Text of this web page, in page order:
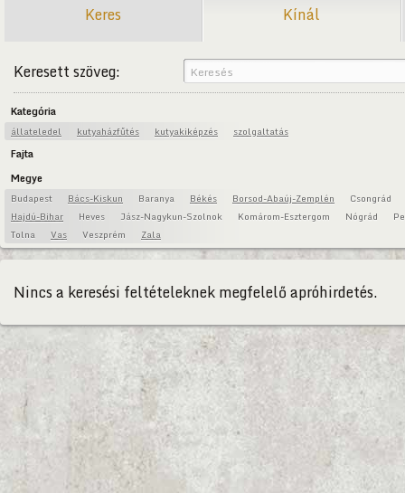
Keres Kínál
Keresett szöveg:
Kategória
állateledel kutyaházfűtés kutyakiképzés szolgaltatás
Fajta
Megye
Budapest Bács-Kiskun Baranya Békés Borsod-Abaúj-Zemplén
Csongrád
Hajdú-Bihar
Heves Jász-Nagykun-Szolnok Komárom-Esztergom Nógrád
Tolna
Vas Veszprém Zala
Nincs a keresési feltételeknek megfelelő apróhirdetés.